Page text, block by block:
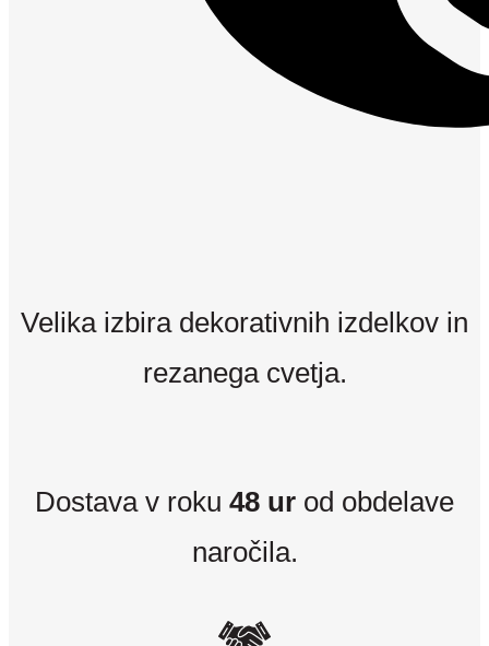
Velika izbira dekorativnih izdelkov in
rezanega cvetja.
Dostava v roku 48 ur od obdelave
naročila.